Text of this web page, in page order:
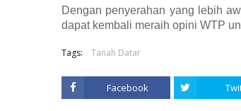
​Dengan penyerahan yang lebih
dapat kembali meraih opini WTP
Tags: Tanah Datar
Facebook